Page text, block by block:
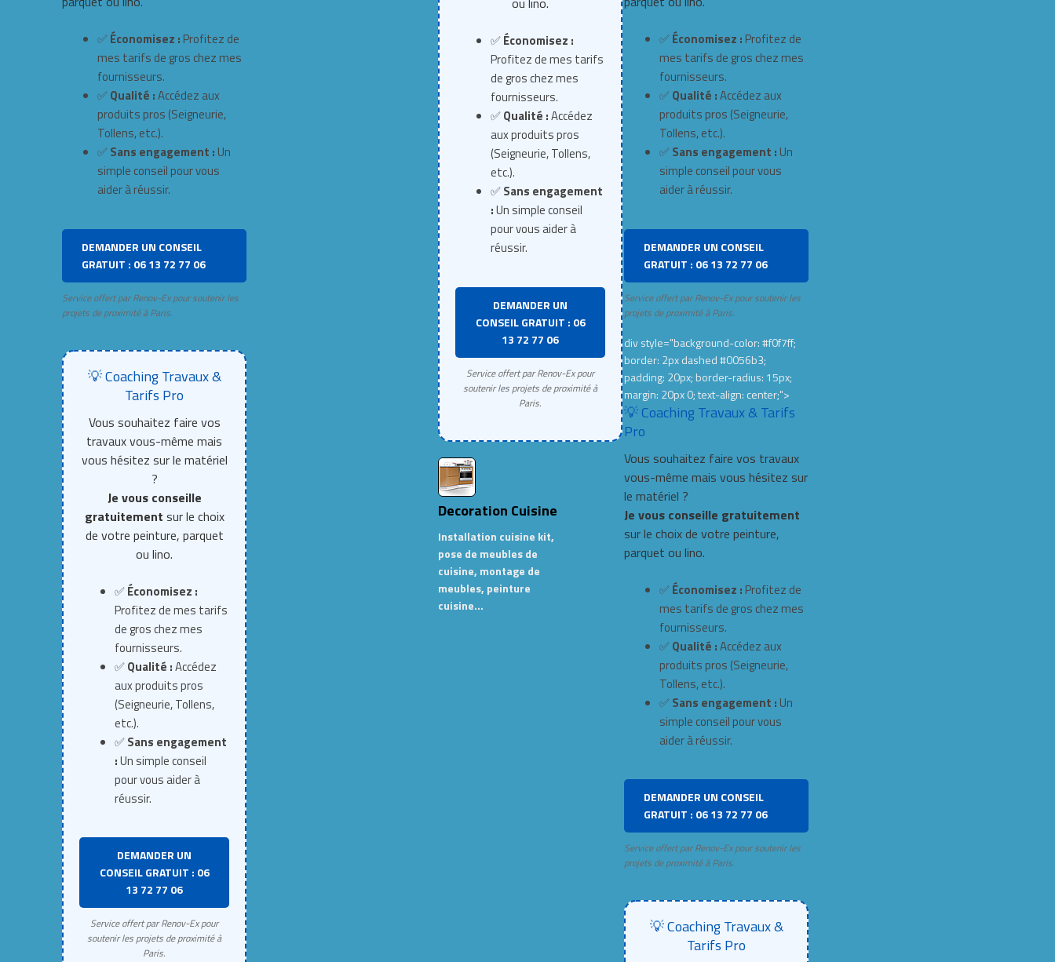
✅ Économisez : Profitez de
mes tarifs de gros chez mes
fournisseurs.
✅ Qualité :Accédez aux
produits pros (Seigneurie,
Tollens, etc.).
✅ Sans engagement : Un
simple conseil pour vous
aider à réussir.
DEMANDER UN CONSEIL
GRATUIT : 06 13 72 77 06
Service offert par Renov-Ex pour soutenir les
projets de proximité à Paris.
💡 Coaching Travaux &
Tarifs Pro
Vous souhaitez faire vos
travaux vous-même mais
vous hésitez sur le matériel
?
Je vous conseille
gratuitement sur le choix
de votre peinture, parquet
ou lino.
✅Économisez :
Profitez de mes tarifs
de gros chez mes
fournisseurs.
✅Qualité :Accédez
aux produits pros
(Seigneurie, Tollens,
etc.).
✅Sans engagement
:Un simple conseil
pour vous aider à
réussir.
DEMANDER UN
CONSEIL GRATUIT : 06
13 72 77 06
Service offert par Renov-Ex pour
soutenir les projets de proximité à
Paris.
✅ Économisez : Profitez de
mes tarifs de gros chez mes
fournisseurs.
✅ Qualité :Accédez aux
produits pros (Seigneurie,
Tollens, etc.).
✅ Sans engagement : Un
simple conseil pour vous
aider à réussir.
DEMANDER UN CONSEIL
GRATUIT : 06 13 72 77 06
Service offert par Renov-Ex pour soutenir les
projets de proximité à Paris.
div style="background-color: #f0f7ff;
border: 2px dashed #0056b3;
padding: 20px; border-radius: 15px;
margin: 20px 0; text-align: center;">
💡 Coaching Travaux & Tarifs
Pro
Vous souhaitez faire vos travaux
vous-même mais vous hésitez sur
le matériel ?
Je vous conseille gratuitement
sur le choix de votre peinture,
parquet ou lino.
✅ Économisez : Profitez de
mes tarifs de gros chez mes
fournisseurs.
✅ Qualité :Accédez aux
produits pros (Seigneurie,
Tollens, etc.).
✅ Sans engagement : Un
simple conseil pour vous
aider à réussir.
DEMANDER UN CONSEIL
GRATUIT : 06 13 72 77 06
Service offert par Renov-Ex pour soutenir les
projets de proximité à Paris.
💡 Coaching Travaux &
Tarifs Pro
✅Économisez :
Profitez de mes tarifs
de gros chez mes
fournisseurs.
✅Qualité :Accédez
aux produits pros
(Seigneurie, Tollens,
etc.).
✅Sans engagement
:Un simple conseil
pour vous aider à
réussir.
DEMANDER UN
CONSEIL GRATUIT : 06
13 72 77 06
Service offert par Renov-Ex pour
soutenir les projets de proximité à
Paris.
Decoration Cuisine
Installation cuisine kit,
pose de meubles de
cuisine, montage de
meubles, peinture
cuisine…